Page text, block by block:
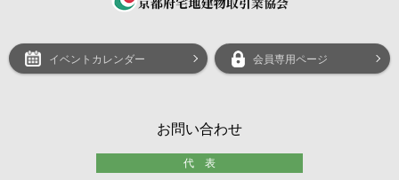
イベントカレンダー 会員専用ページ
お問い合わせ
代 表